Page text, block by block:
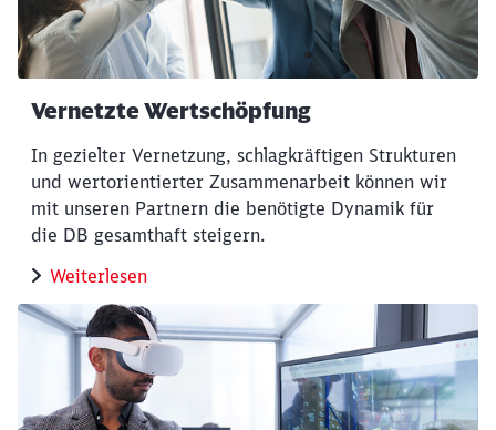
Vernetzte Wertschöpfung
In gezielter Vernetzung, schlagkräftigen Strukturen
und wertorientierter Zusammenarbeit können wir
mit unseren Partnern die benötigte Dynamik für
die DB gesamthaft steigern.
Weiterlesen
Schließen
Möchten Sie zuweitergeleitet
werden?
Abbrechen